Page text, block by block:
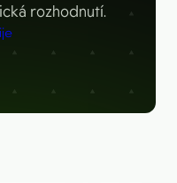
rozhodnutí.